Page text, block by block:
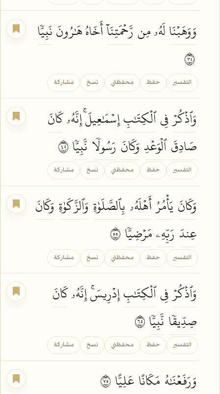
وَوَهَبۡنَالَهُۥ مِن رَّحۡمَتِنَآأَخَاهُ هَٰرُونَنَبِيّٗا
التفسير حفظ محفظتي نسخ مشاركة
وَٱذۡكُرۡفِيٱلۡكِتَٰبِإِسۡمَٰعِيلَۚ إِنَّهُۥكَانَ
صَادِقَٱلۡوَعۡدِ وَكَانَ رَسُولٗا نَّبِيّٗا
التفسير حفظ محفظتي نسخ مشاركة
وَكَانَ يَأۡمُرُأَهۡلَهُۥ بِٱلصَّلَوٰةِ وَٱلزَّكَوٰةِ وَكَانَ
عِندَ رَبِّهِۦمَرۡضِيّٗا
التفسير حفظ محفظتي نسخ مشاركة
وَٱذۡكُرۡفِيٱلۡكِتَٰبِإِدۡرِيسَۚ إِنَّهُۥكَانَ
صِدِّيقٗا نَّبِيّٗا
التفسير حفظ محفظتي نسخ مشاركة
وَرَفَعۡنَٰهُ مَكَانًاعَلِيًّا